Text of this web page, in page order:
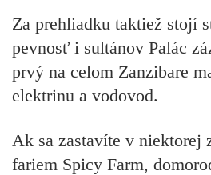
Za prehliadku taktiež stojí
pevnosť i sultánov Palác
prvý na celom Zanzibare
elektrinu a vodovod.
Ak sa zastavíte v niektorej
fariem Spicy Farm,